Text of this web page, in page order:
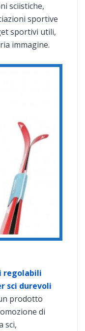
sciistiche,
sportive
sportivi utili,
immagine.
regolabili
sci durevoli
prodotto
di
sci,